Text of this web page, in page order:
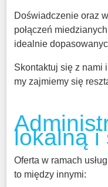
Doświadczenie oraz
połączeń
idealnie
Skontaktuj się z nami
my zajmiemy się
lokalną i
Oferta w ramach
to między innymi: